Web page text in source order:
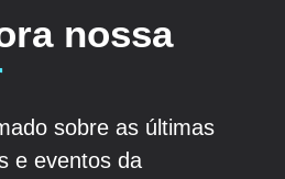
nossa
sobre as últimas
e eventos da